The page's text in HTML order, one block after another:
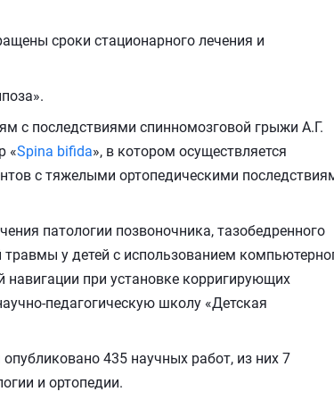
сроки стационарного лечения и
с последствиями спинномозговой грыжи А.Г.
«Spina bifida», в котором осуществляется
с тяжелыми ортопедическими
патологии позвоночника, тазобедренного
травмы у детей с использованием
при установке корригирующих
педагогическую школу «Детская
435 научных работ, из них 7
и ортопедии.